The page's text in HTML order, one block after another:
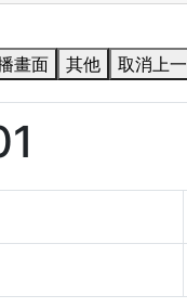
畫面 其他 取消上